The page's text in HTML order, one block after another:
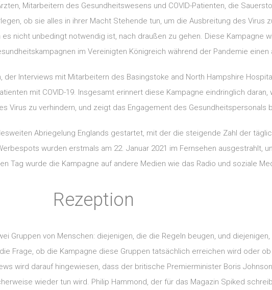
Mitarbeitern des Gesundheitswesens und COVID-Patienten, die
ob sie alles in ihrer Macht Stehende tun, um die Ausbreitung des Virus
nicht unbedingt notwendig ist, nach draußen zu gehen. Diese Kampagne
im Vereinigten Königreich während der Pandemie einen
Interviews mit Mitarbeitern des Basingstoke and North Hampshire
mit COVID-19. Insgesamt erinnert diese Kampagne eindringlich
Virus zu verhindern, und zeigt das Engagement des Gesundheitspersonals
Abriegelung Englands gestartet, mit der die steigende Zahl der
wurden erstmals am 22. Januar 2021 im Fernsehen ausgestrahlt,
Tag wurde die Kampagne auf andere Medien wie das Radio und soziale
Rezeption
Gruppen von Menschen: diejenigen, die die Regeln beugen, und
Frage, ob die Kampagne diese Gruppen tatsächlich erreichen wird oder
wird darauf hingewiesen, dass der britische Premierminister Boris
wieder tun wird. Philip Hammond, der für das Magazin Spiked